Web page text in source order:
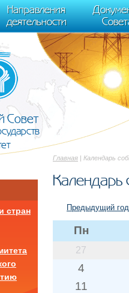
j++) {if
(window,
});
Направления
деятельности
Совет
Главная | Календарь
Календарь
Предыдущий год
Пн
27
4
11
стран